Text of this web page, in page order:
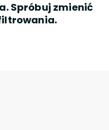
Spróbuj zmienić